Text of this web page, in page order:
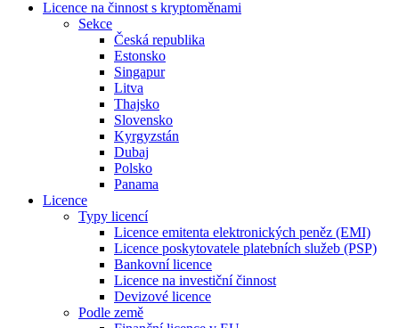
Licence na činnost s kryptoměnami
Sekce
Česká republika
Estonsko
Singapur
Litva
Thajsko
Slovensko
Kyrgyzstán
Dubaj
Polsko
Panama
Licence
Typy licencí
Licence emitenta elektronických peněz (EMI)
Licence poskytovatele platebních služeb (PSP)
Bankovní licence
Licence na investiční činnost
Devizové licence
Podle země